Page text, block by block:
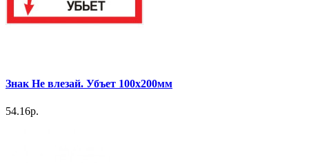
Знак Не влезай. Убъет 100х200мм
54.16р.